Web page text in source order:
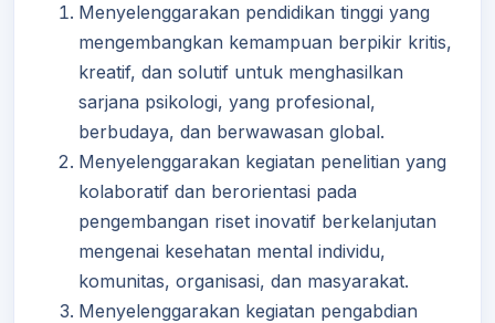
Menyelenggarakan pendidikan tinggi yang
mengembangkan kemampuan berpikir kritis,
kreatif, dan solutif untuk menghasilkan
sarjana psikologi, yang profesional,
berbudaya, dan berwawasan global.
Menyelenggarakan kegiatan penelitian yang
kolaboratif dan berorientasi pada
pengembangan riset inovatif berkelanjutan
mengenai kesehatan mental individu,
komunitas, organisasi, dan masyarakat.
Menyelenggarakan kegiatan pengabdian